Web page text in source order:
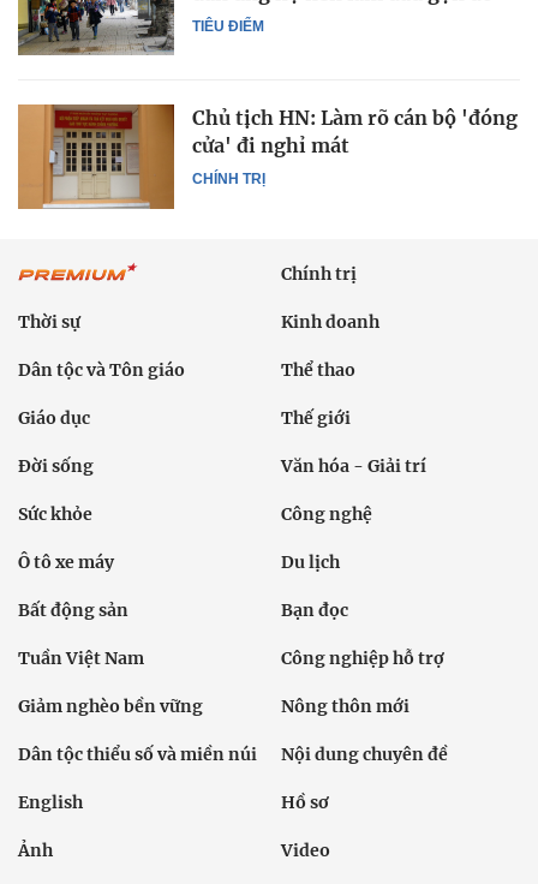
TIÊU ĐIỂM
CHÍNH TRỊ
Chủ tịch HN: Làm rõ cán bộ 'đóng
cửa' đi nghỉ mát
Chính trị
Thời sự Kinh doanh
Dân tộc và Tôn giáo Thể thao
Giáo dục Thế giới
Đời sống Văn hóa - Giải trí
Sức khỏe Công nghệ
Ô tô xe máy Du lịch
Bất động sản Bạn đọc
Tuần Việt Nam Công nghiệp hỗ trợ
Giảm nghèo bền vững Nông thôn mới
Dân tộc thiểu số và miền núi Nội dung chuyên đề
English Hồ sơ
Ảnh Video